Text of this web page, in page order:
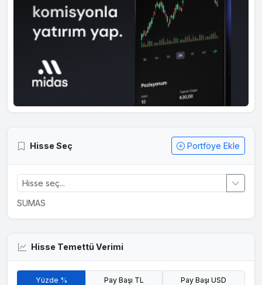
Hisse Seç Portföye Ekle
SUMAS
Hisse Temettü Verimi
Yüzde % Pay Başı TL Pay Başı USD